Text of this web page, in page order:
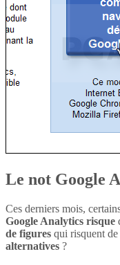
Le not Google
Ces derniers mois,
Google Analytics risque
de figures qui risquent de
alternatives ?